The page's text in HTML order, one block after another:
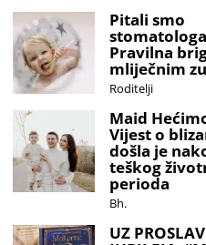
© 2020 -
Sva prava zadržana.
Developed
IZAŠAO JE NOVI MAGAZIN!
Pitali smo
Pravilna
mliječnim
Roditelji
Maid
Vijest o
došla je
teškog
perioda
Bh.
UZ